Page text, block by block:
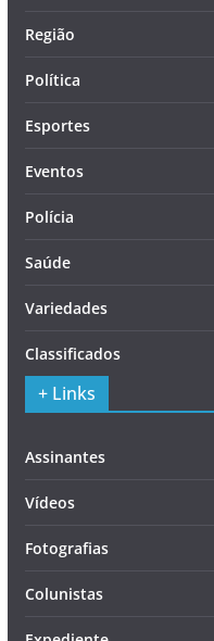
Região
Política
Esportes
Eventos
Polícia
Saúde
Variedades
Classificados
+ Links
Assinantes
Vídeos
Fotografias
Colunistas